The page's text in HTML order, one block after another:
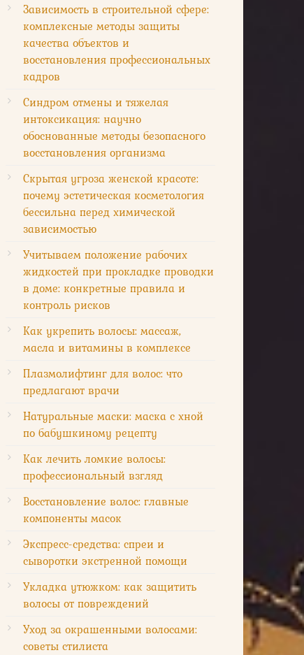
Зависимость в строительной сфере:
комплексные методы защиты
качества объектов и
восстановления профессиональных
кадров
Синдром отмены и тяжелая
интоксикация: научно
обоснованные методы безопасного
восстановления организма
Скрытая угроза женской красоте:
почему эстетическая косметология
бессильна перед химической
зависимостью
Учитываем положение рабочих
жидкостей при прокладке проводки
в доме: конкретные правила и
контроль рисков
Как укрепить волосы: массаж,
масла и витамины в комплексе
Плазмолифтинг для волос: что
предлагают врачи
Натуральные маски: маска с хной
по бабушкиному рецепту
Как лечить ломкие волосы:
профессиональный взгляд
Восстановление волос: главные
компоненты масок
Экспресс-средства: спреи и
сыворотки экстренной помощи
Укладка утюжком: как защитить
волосы от повреждений
Уход за окрашенными волосами:
советы стилиста